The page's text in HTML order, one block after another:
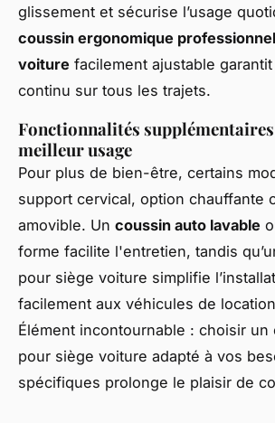
glissement et sécurise l’usage
coussin ergonomique
voiture facilement ajustable
continu sur tous les trajets.
Fonctionnalités
meilleur usage
Pour plus de bien-être, certains
support cervical, option chauffante
amovible. Un coussin auto lavable
forme facilite l'entretien, tandis
pour siège voiture simplifie
facilement aux véhicules de
Élément incontournable : choisir
pour siège voiture adapté à vos
spécifiques prolonge le plaisir de